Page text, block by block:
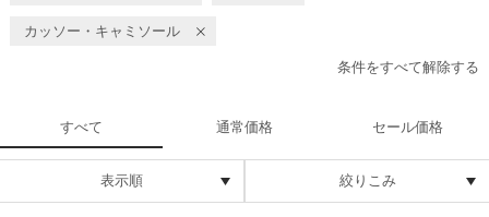
カッソー・キャミソール
条件をすべて解除する
すべて 通常価格 セール価格
表示順 絞りこみ